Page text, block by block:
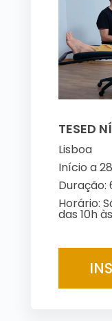
TESED
Lisboa
Início a
Duração:
Horário:
das 10h